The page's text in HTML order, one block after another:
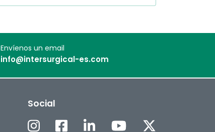
Envíenos un email
info@intersurgical-es.com
Social